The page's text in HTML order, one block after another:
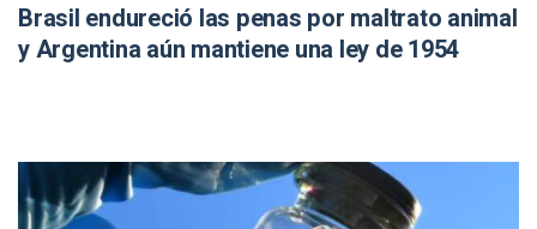
Brasil endureció las penas por maltrato animal
y Argentina aún mantiene una ley de 1954